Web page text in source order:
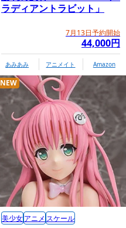
ラディアントラビット」
7月13日予約開始
44,000円
あみあみ アニメイト Amazon
NEW
美少女アニメ スケール